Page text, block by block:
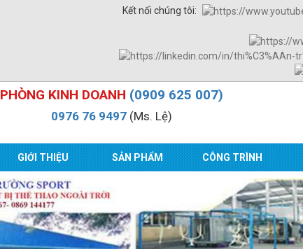
Kết nối chúng tôi:
PHÒNG KINH DOANH (0909 625 007)
0976 76 9497(Ms. Lệ)
GIỚI THIỆU SẢN PHẨM CÔNG TRÌNH